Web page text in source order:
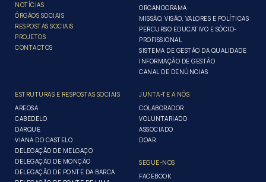
NOTÍCIAS
ÓRGÃOS SOCIAIS
RESPOSTAS SOCIAIS
PROJETOS
CONTACTOS
ORGANOGRAMA
MISSÃO, VISÃO, VALORES E POLÍTICAS
PERCURSO EDUCATIVO E SÓCIO-
PROFISSIONAL
SISTEMA DE GESTÃO DA QUALIDADE
INFORMAÇÃO DE GESTÃO
CANAL DE DENÚNCIAS
ESTRUTURAS E RESPOSTAS SOCIAIS
AREOSA
CABEDELO
DARQUE
VIANA DO CASTELO
DELEGAÇÃO DE MELGAÇO
DELEGAÇÃO DE MONÇÃO
DELEGAÇÃO DE PONTE DA BARCA
JUNTA-TE A NÓS
COLABORADOR
VOLUNTARIADO
ASSOCIADO
DOAR
SEGUE-NOS
FACEBOOK